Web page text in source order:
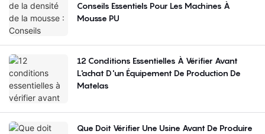
Conseils Essentiels Pour Les Machines À
Mousse PU
12 Conditions Essentielles À Vérifier Avant
L'achat D'un Équipement De Production De
Matelas
Que Doit Vérifier Une Usine Avant De Produire